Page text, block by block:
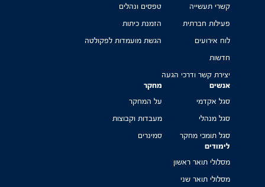
קשרי תעשייה
פעילות חברתית
לוח אירועים
חדשות
יצירת קשר ודרכי הגעה
טפסים ונהלים
הזמנת כיתות
הגשת מועמדות לפקולטה
אנשים
סגל אקדמי
סגל מנהלי
סגל תומכי מחקר
מחקר
על המחקר
מעבדות וקבוצות
סמינרים
לימודים
מסלולי תואר ראשון
מסלולי תואר שני